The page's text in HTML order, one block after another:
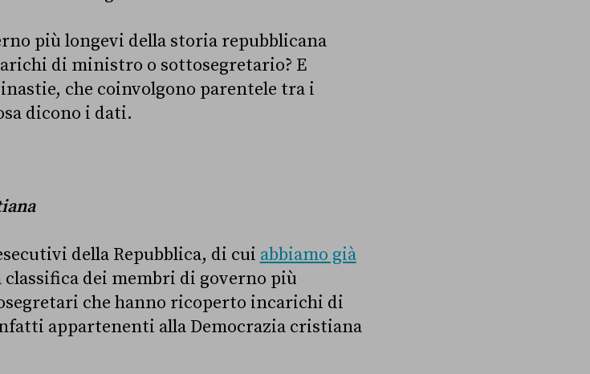
più longevi della storia repubblicana
di ministro o sottosegretario? E
che coinvolgono parentele tra i
dicono i dati.
della Repubblica, di cui abbiamo già
classifica dei membri di governo più
che hanno ricoperto incarichi di
appartenenti alla Democrazia cristiana